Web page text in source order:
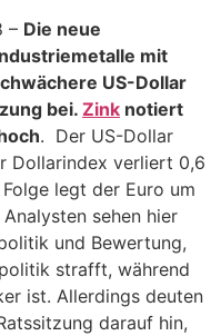
– Die neue
mit
US-Dollar
bei. Zink notiert
. Der US-Dollar
Dollarindex verliert 0,6
legt der Euro um
sehen hier
und Bewertung,
strafft, während
ist. Allerdings deuten
darauf hin,